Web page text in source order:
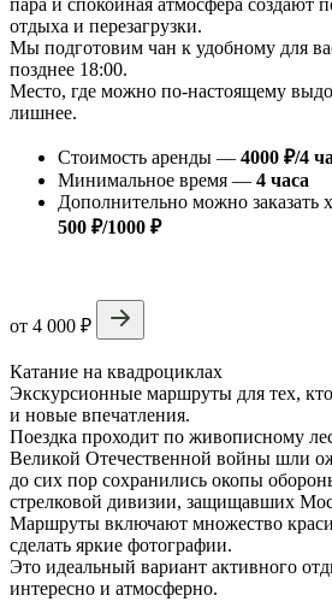
отдыха и перезагрузки.
Мы подготовим чан к удобному для
позднее 18:00.
Место, где можно по-настоящему
лишнее.
Стоимость аренды — 4000 ₽/4
Минимальное время — 4 часа
Дополнительно можно
500 ₽/1000 ₽
от 4 000 ₽
Катание на квадроциклах
Экскурсионные маршруты для тех,
и новые впечатления.
Поездка проходит по живописному
Великой Отечественной войны шли
до сих пор сохранились окопы
стрелковой дивизии, защищавших
Маршруты включают множество
сделать яркие фотографии.
Это идеальный вариант активного
интересно и атмосферно.